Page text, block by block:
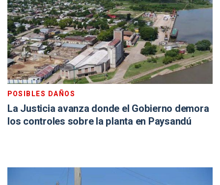
POSIBLES DAÑOS
La Justicia avanza donde el Gobierno demora
los controles sobre la planta en Paysandú